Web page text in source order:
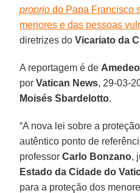
proprio do Papa Francisco
menores e das pessoas
diretrizes doVicariato da
A reportagem é de
porVatican News, 29-03-
Moisés Sbardelotto.
“A nova lei sobre a
autêntico ponto de
professorCarlo Bonzano,
Estado da Cidade do
para a proteção dos